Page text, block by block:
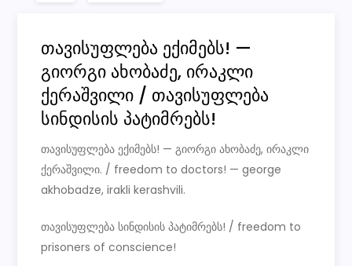
თავისუფლება ექიმებს! —
გიორგი ახობაძე, ირაკლი
ქერაშვილი / თავისუფლება
სინდისის პატიმრებს!
თავისუფლება ექიმებს! — გიორგი ახობაძე, ირაკლი
ქერაშვილი. / freedom to doctors! — george
akhobadze, irakli kerashvili.
თავისუფლება სინდისის პატიმრებს! / freedom to
prisoners of conscience!